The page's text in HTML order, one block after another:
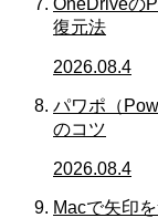
復元法
2026.08.4
パワポ（
のコツ
2026.08.4
Macで矢印